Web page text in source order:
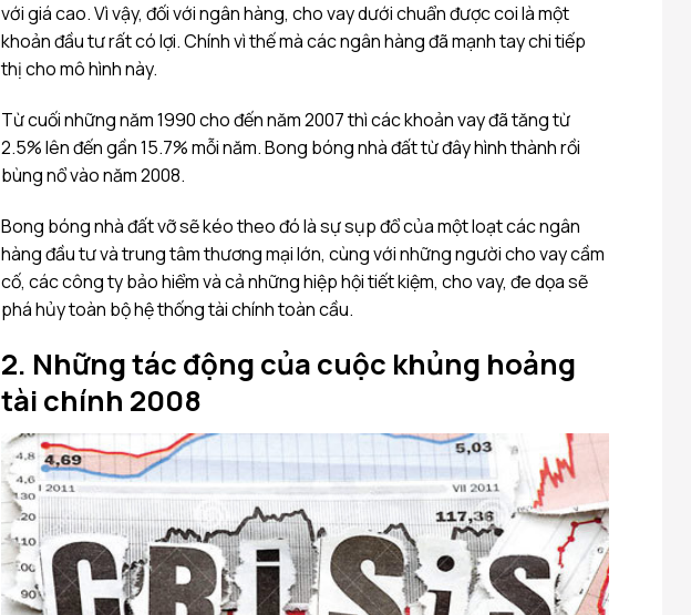
với giá cao. Vì vậy, đối với ngân hàng, cho vay dưới chuẩn được coi là một
khoản đầu tư rất có lợi. Chính vì thế mà các ngân hàng đã mạnh tay chi tiếp
thị cho mô hình này.
Từ cuối những năm 1990 cho đến năm 2007 thì các khoản vay đã tăng từ
2.5% lên đến gần 15.7% mỗi năm. Bong bóng nhà đất từ đây hình thành rồi
bùng nổ vào năm 2008.
Bong bóng nhà đất vỡ sẽ kéo theo đó là sự sụp đổ của một loạt các ngân
hàng đầu tư và trung tâm thương mại lớn, cùng với những người cho vay cầm
cố, các công ty bảo hiểm và cả những hiệp hội tiết kiệm, cho vay, đe dọa sẽ
phá hủy toàn bộ hệ thống tài chính toàn cầu.
2. Những tác động của cuộc khủng hoảng
tài chính 2008